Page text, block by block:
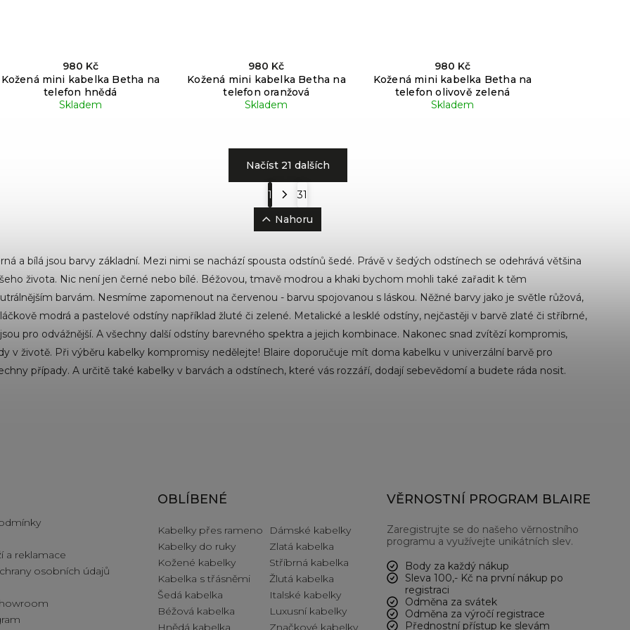
Kožená mini kabelka Betha na
telefon hnědá
Skladem
980 Kč
Kožená mini kabelka Betha na
telefon oranžová
Skladem
980 Kč
Kožená mini kabelka Betha na
telefon olivově zelená
Skladem
980 Kč
Načíst 21 dalších
1
31
Nahoru
a bílá jsou barvy základní. Mezi nimi se nachází spousta odstínů šedé. Právě v šedých odstínech se odehrává většina
života. Nic není jen černé nebo bílé. Béžovou, tmavě modrou a khaki bychom mohli také zařadit k těm
barvám. Nesmíme zapomenout na červenou - barvu spojovanou s láskou. Něžné barvy jako je světle růžová,
modrá a pastelové odstíny například žluté či zelené. Metalické a lesklé odstíny, nejčastěji v barvě zlaté či stříbrné,
pro odvážnější. A všechny další odstíny barevného spektra a jejich kombinace. Nakonec snad zvítězí kompromis,
v životě. Při výběru kabelky kompromisy nedělejte! Blaire doporučuje mít doma kabelku v univerzální barvě pro
případy. A určitě také kabelky v barvách a odstínech, které vás rozzáří, dodají sebevědomí a budete ráda nosit.
a reklamace
osobních údajů
OBLÍBENÉ
Kabelky přes rameno
Kabelky do ruky
Kožené kabelky
Kabelka s třásněmi
Šedá kabelka
Béžová kabelka
Hnědá kabelka
Dámské kabelky
Zlatá kabelka
Stříbrná kabelka
Žlutá kabelka
Italské kabelky
Luxusní kabelky
Značkové kabelky
VĚRNOSTNÍ PROGRAM BLAIRE
Zaregistrujte se do našeho věrnostního
programu a využívejte unikátních slev.
Body za každý nákup
Sleva 100,- Kč na první nákup po
registraci
Odměna za svátek
Odměna za výročí registrace
Přednostní přístup ke slevám